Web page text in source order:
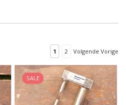
de beste beveiligingsoplossingen
De onderstaande trailer sloten
aantrekkelijk voor dieven en
die u verdient.
1 2 Volgende Vorige
SALE